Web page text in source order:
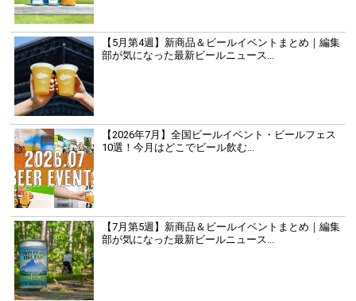
【5月第4週】新商品＆ビールイベントまとめ｜編集
部が気になった最新ビールニュース...
【2026年7月】全国ビールイベント・ビールフェス
10選！今月はどこでビール飲む...
【7月第5週】新商品＆ビールイベントまとめ｜編集
部が気になった最新ビールニュース...